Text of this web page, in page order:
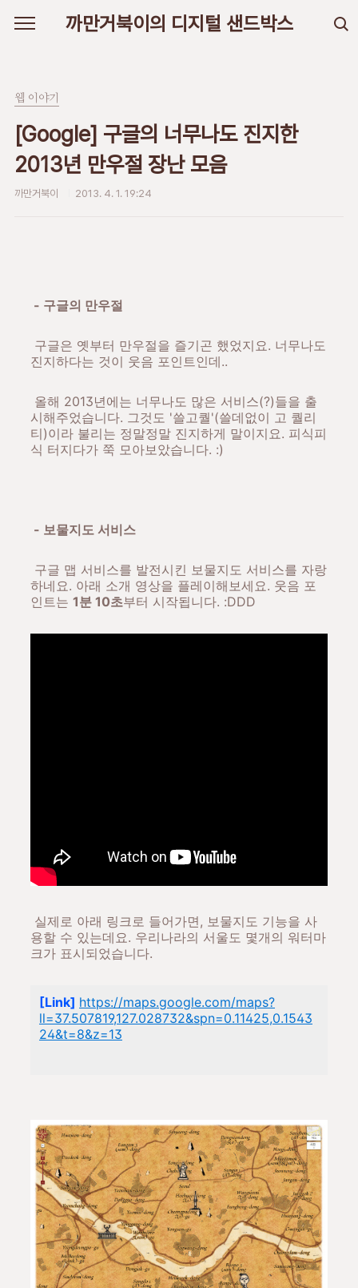
까만거북이의 디지털 샌드박스
웹 이야기
[Google] 구글의 너무나도 진지한
2013년 만우절 장난 모음
까만거북이 2013. 4. 1. 19:24
- 구글의 만우절
구글은 옛부터 만우절을 즐기곤 했었지요. 너무나도
진지하다는 것이 웃음 포인트인데..
올해 2013년에는 너무나도 많은 서비스(?)들을 출
시해주었습니다. 그것도 '쓸고퀄'(쓸데없이 고 퀄리
티)이라 불리는 정말정말 진지하게 말이지요. 피식피
식 터지다가 쭉 모아보았습니다. :)
- 보물지도 서비스
구글 맵 서비스를 발전시킨 보물지도 서비스를 자랑
하네요. 아래 소개 영상을 플레이해보세요. 웃음 포
인트는 1분 10초부터 시작됩니다. :DDD
실제로 아래 링크로 들어가면, 보물지도 기능을 사
용할 수 있는데요. 우리나라의 서울도 몇개의 워터마
크가 표시되었습니다.
[Link] https://maps.google.com/maps?
ll=37.507819,127.028732&spn=0.11425,0.1543
24&t=8&z=13